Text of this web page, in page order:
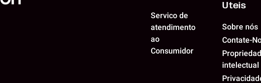
Servico de
atendimento
ao
Consumidor
Uteis
Sobre nós
Contate-
intelectual